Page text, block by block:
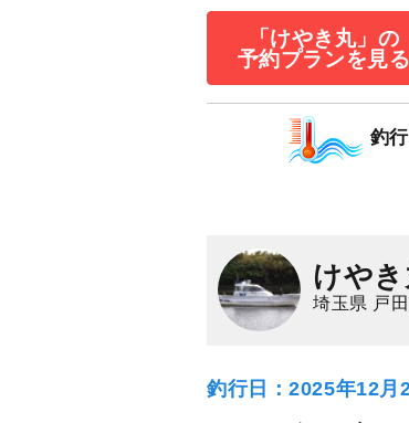
10時間
ワラサ（ブ
「けやき丸」の
予約プランを見る
釣
けや
埼玉県 戸
釣行日：2025年12月